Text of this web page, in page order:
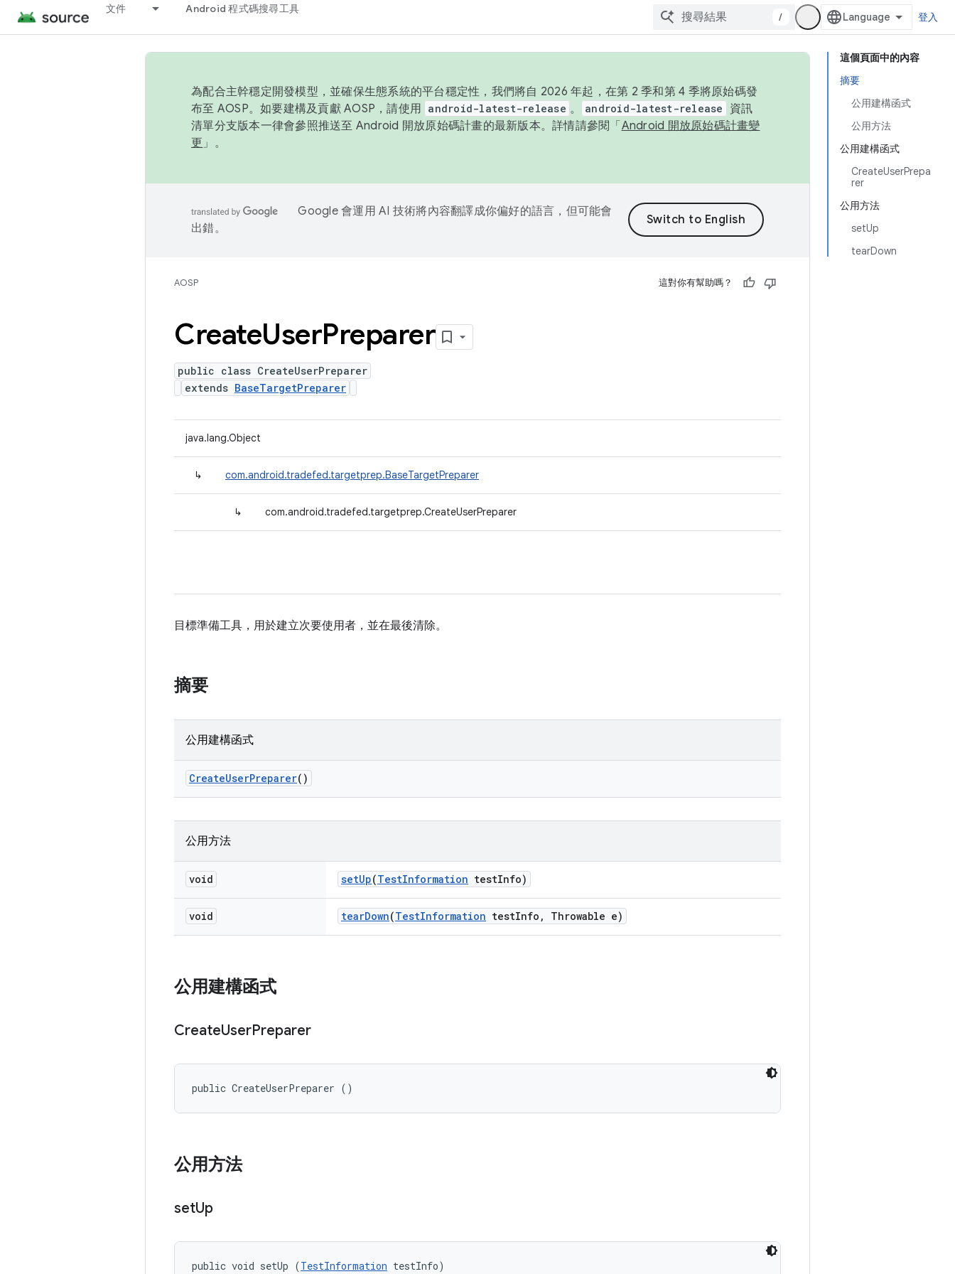
文件 Android 程式碼搜尋工具
/ 登入
這個頁面中的內容
摘要
公用建構函式
公用方法
公用建構函式
CreateUserPrepa
rer
公用方法
setUp
tearDown
為配合主幹穩定開發模型，並確保生態系統的平台穩定性，我們將自 2026 年起，在第 2 季和第 4 季將原始碼發
布至 AOSP。如要建構及貢獻 AOSP，請使用 android-latest-release 。 android-latest-release
資訊
清單分支版本一律會參照推送至 Android 開放原始碼計畫的最新版本。詳情請參閱「 Android 開放原始碼計畫變
更 」。
Google 會運用 AI 技術將內容翻譯成你偏好的語言，但可能會
出錯。
AOSP 這對你有幫助嗎？
CreateUserPreparer
public class CreateUserPreparer
extends BaseTargetPreparer
java.lang.Object
↳ com.android.tradefed.targetprep.BaseTargetPreparer
↳ com.android.tradefed.targetprep.CreateUserPreparer
目標準備工具，用於建立次要使用者，並在最後清除。
摘要
公用建構函式
CreateUserPreparer()
公用方法
void setUp(TestInformation testInfo)
void tearDown(TestInformation testInfo , Throwable e)
公用建構函式
CreateUserPreparer
public CreateUserPreparer ()
公用方法
setUp
public void setUp (TestInformation testInfo)